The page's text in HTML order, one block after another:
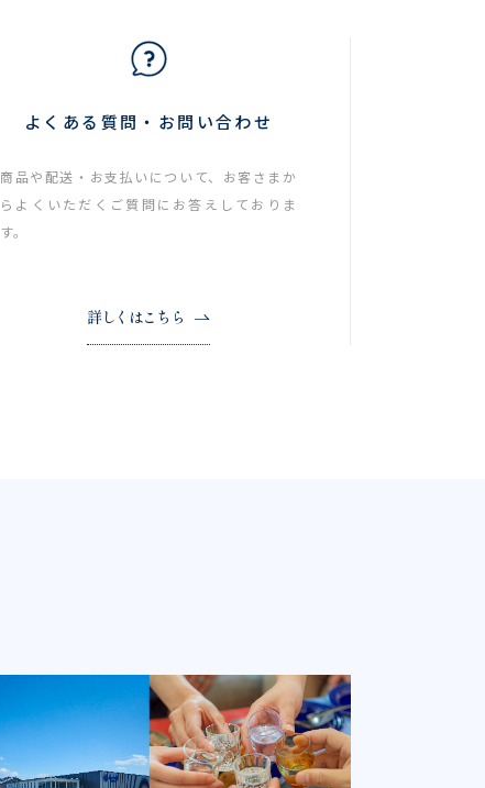
よくある質問・お問い合わせ
商品や配送・お支払いについて、お客さまか
らよくいただくご質問にお答えしておりま
す。
詳しくはこちら